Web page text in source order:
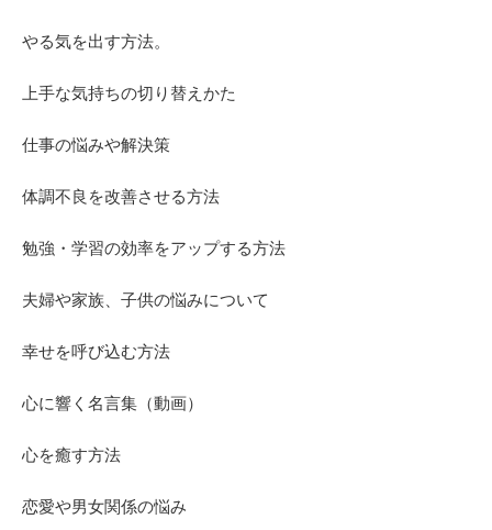
やる気を出す方法。
上手な気持ちの切り替えかた
仕事の悩みや解決策
体調不良を改善させる方法
勉強・学習の効率をアップする方法
夫婦や家族、子供の悩みについて
幸せを呼び込む方法
心に響く名言集（動画）
心を癒す方法
恋愛や男女関係の悩み